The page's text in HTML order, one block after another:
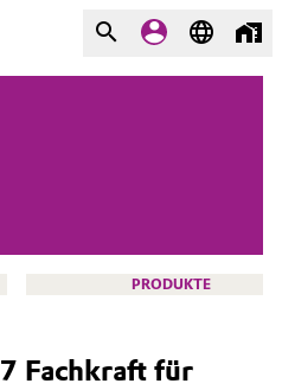
PRODUKTE
Fachkraft für